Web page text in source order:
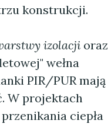
konstrukcji.
izolacji oraz
wełna
PIR/PUR mają
W projektach
ciepła